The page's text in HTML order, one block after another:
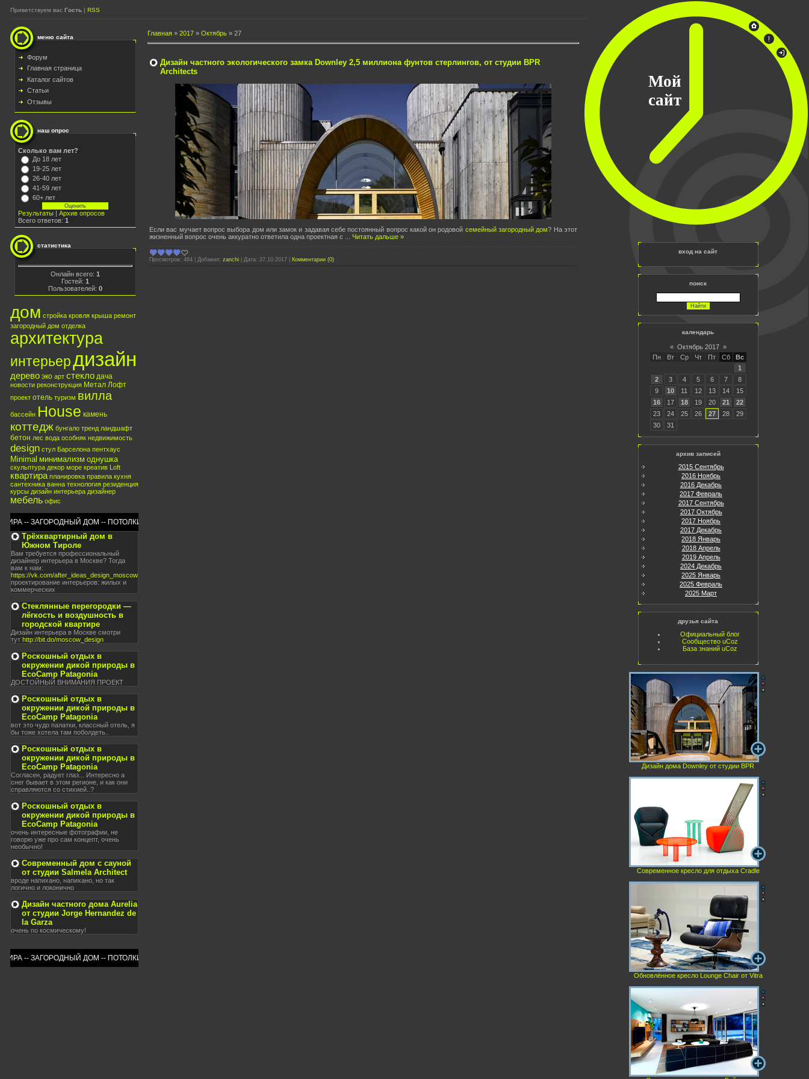
Приветствуем вас Гость | RSS
меню сайта
Форум
Главная страница
Каталог сайтов
Статьи
Отзывы
наш опрос
Сколько вам лет?
До 18 лет
19-25 лет
26-40 лет
41-59 лет
60+ лет
Результаты | Архив опросов
Всего ответов: 1
статистика
Онлайн всего: 1
Гостей: 1
Пользователей: 0
дом стройка кровля крыша ремонт
загородный дом отделка
архитектура
интерьердизайн
дерево эко арт стекло дача
новости реконструкция Метал Лофт
проект отель туризм вилла
бассейн House камень
коттедж бунгало тренд ландшафт
бетон лес вода особняк недвижимость
design стул Барселона пентхаус
Minimal минимализм однушка
скульптура декор море креатив Loft
квартира планировка правила кухня
сантехника ванна технология резиденция
курсы дизайн интерьера дизайнер
мебель офис
ЗАГОРОДНЫЙ ДОМ -- ПОТОЛКИ -- ОКНА -- ПРИУСАДЕБНЫЙ УЧАСТОК -- ПРАВИЛА -- СОВЕТЫ -- ДИЗАЙН СТУДИЯ -- АРХИТЕКТОР --
Трёхквартирный дом в
Южном Тироле
Вам требуется профессиональный
дизайнер интерьера в Москве? Тогда
вам к нам:
https://vk.com/after_ideas_design_moscow
проектирование интерьеров: жилых и
коммерческих
Стеклянные перегородки —
лёгкость и воздушность в
городской квартире
Дизайн интерьера в Москве смотри
тут http://bit.do/moscow_design
Роскошный отдых в
окружении дикой природы в
EcoCamp Patagonia
ДОСТОЙНЫЙ ВНИМАНИЯ ПРОЕКТ
Роскошный отдых в
окружении дикой природы в
EcoCamp Patagonia
вот это чудо палатки, классный отель, я
бы тоже хотела там поболдеть..
Роскошный отдых в
окружении дикой природы в
EcoCamp Patagonia
Согласен, радует глаз... Интересно а
снег бывает в этом регионе, и как они
справляются со стихией..?
Роскошный отдых в
окружении дикой природы в
EcoCamp Patagonia
очень интересные фотографии, не
говорю уже про сам концепт, очень
необычно!
Современный дом с сауной
от студии Salmela Architect
вроде напихано, напихано, но так
логично и локонично
Дизайн частного дома Aurelia
от студии Jorge Hernandez de
la Garza
очень по космическому!
ЗАГОРОДНЫЙ ДОМ -- ПОТОЛКИ -- ОКНА -- ПРИУСАДЕБНЫЙ УЧАСТОК -- ПРАВИЛА -- СОВЕТЫ -- ДИЗАЙН СТУДИЯ -- АРХИТЕКТОР --
Главная » 2017 » Октябрь » 27
Дизайн частного экологического замка Downley 2,5 миллиона фунтов стерлингов, от студии BPR
Architects
Если вас мучает вопрос выбора дом или замок и задавая себе постоянный вопрос какой он родовой семейный загородный дом? На этот
жизненный вопрос очень аккуратно ответила одна проектная с
Читать дальше »
Просмотров: 464 Добавил: zanchi Дата: 27.10.2017 Комментарии (0)
Мой
сайт
вход на сайт
поиск
календарь
« Октябрь 2017 »
Пн
Вт Ср Чт Пт Сб
Вс
1
2
3 4 5 6 7
8
9
10 11 12 13 14
15
16
17 18 19 20 21
22
23
24 25 26 27 28
29
30
31
архив записей
2015 Сентябрь
2016 Ноябрь
2016 Декабрь
2017 Февраль
2017 Сентябрь
2017 Октябрь
2017 Ноябрь
2017 Декабрь
2018 Январь
2018 Апрель
2019 Апрель
2024 Декабрь
2025 Январь
2025 Февраль
2025 Март
друзья сайта
Официальный блог
Сообщество uCoz
База знаний uCoz
Дизайн дома Downley от студии BPR
Современное кресло для отдыха Cradle
Обновлённое кресло Lounge Chair от Vitra